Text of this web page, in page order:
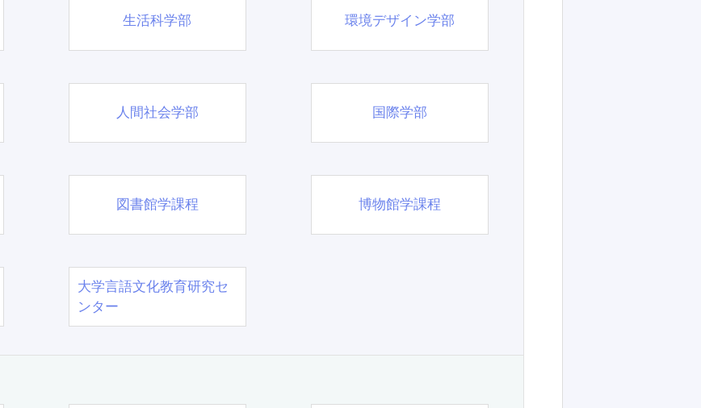
生活科学部 環境デザイン学部
人間社会学部 国際学部
図書館学課程 博物館学課程
大学言語文化教育研究セ
ンター